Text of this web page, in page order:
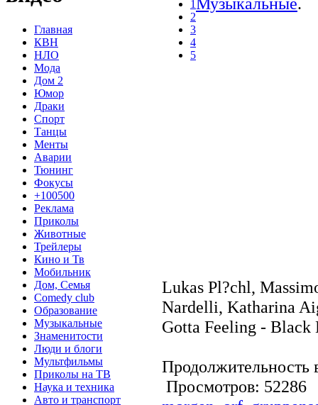
Главная
КВН
НЛО
Мода
Дом 2
Юмор
Драки
Спорт
Танцы
Менты
Аварии
Тюнинг
Фокусы
+100500
Реклама
Приколы
Животные
Трейлеры
Кино и Тв
Мобильник
Дом, Семья
Comedy club
Образование
Музыкальные
Знаменитости
Люди и блоги
Мультфильмы
Приколы на ТВ
Наука и техника
Авто и транспорт
1
2
3
4
5
Lukas Pl?chl,
Nardelli, Katharina
Gotta Feeling - Black
Продолжительность
Просмотров: